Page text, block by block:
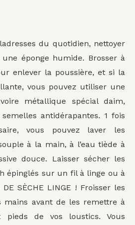
du quotidien, nettoyer
éponge humide. Brosser à
enlever la poussière, et si la
vous pouvez utiliser une
métallique spécial daim,
antidérapantes. 1 fois
vous pouvez laver les
à la main, à l’eau tiède à
douce. Laisser sécher les
épinglés sur un fil à linge ou à
DE SÈCHE LINGE ! Froisser les
mains avant de les remettre à
pieds de vos loustics. Vous